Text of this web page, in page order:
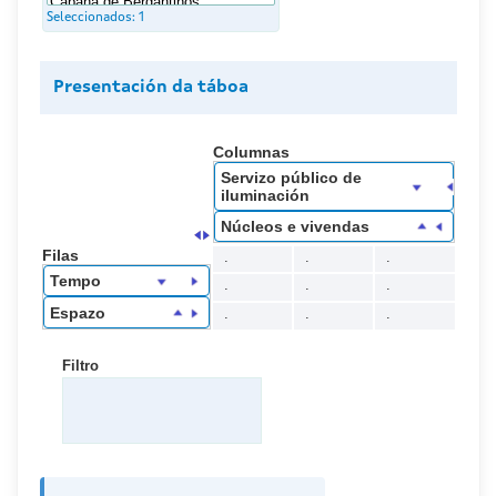
Seleccionados: 1
Presentación da táboa
Columnas
Servizo público de
iluminación
Núcleos e vivendas
Filas
Tempo
Espazo
Filtro